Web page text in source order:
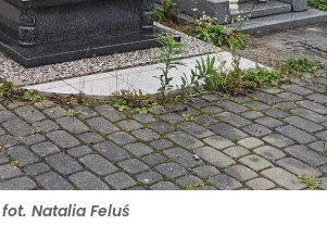
Natalia Feluś